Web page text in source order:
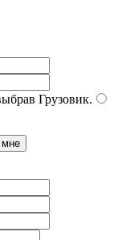
Грузовик.